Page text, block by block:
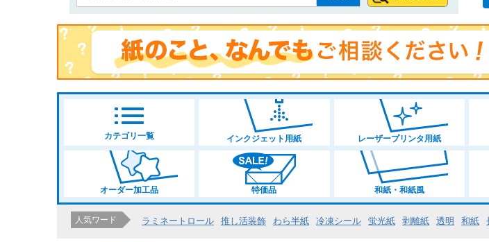
カテゴリ一覧 インクジェット用紙 レーザープリンタ用紙
オーダー加工品 特価品 和紙・和紙風
人気ワード ラミネートロール 推し活装飾 わら半紙 冷凍シール 蛍光紙 剥離紙 透明 和紙